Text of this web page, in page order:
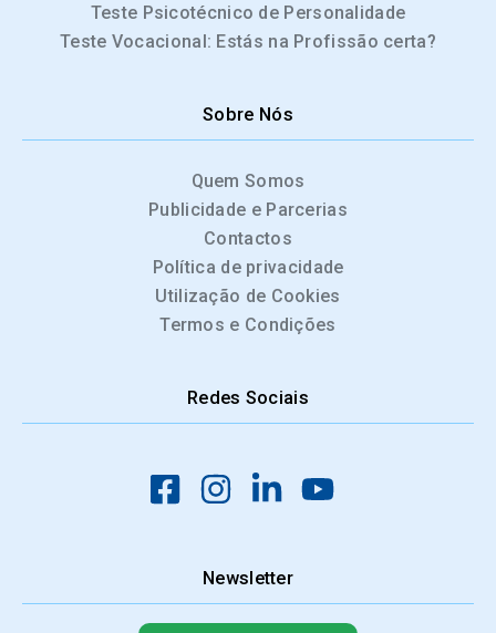
Teste Psicotécnico de Personalidade
Teste Vocacional: Estás na Profissão certa?
Sobre Nós
Quem Somos
Publicidade e Parcerias
Contactos
Política de privacidade
Utilização de Cookies
Termos e Condições
Redes Sociais
Newsletter